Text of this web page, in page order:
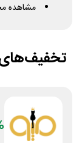
مشاهده